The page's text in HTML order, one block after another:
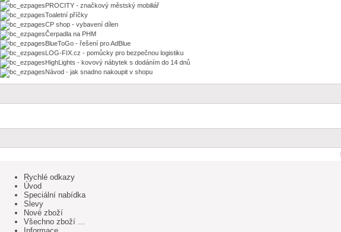
PROCITY - značkový městský mobiliář
Toaletní příčky
CP shop - vybavení dílen
Čerpadla na PHM
BlueToGo - řešení pro AdBlue
LOG-FIX.cz - pomůcky pro bezpečnou logistiku
HighLights - kovový nábytek s dodáním do 14 dnů
Návod - jak snadno nakoupit v shopu
Rychlé odkazy
Úvod
Speciální nabídka
Slevy
Nové zboží
Všechno zboží ...